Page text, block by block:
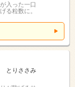
入った一口
る粒数に。
とりささみ